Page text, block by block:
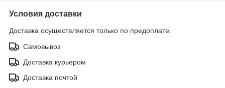
Условия доставки
Доставка осуществляется только по предоплате.
Самовывоз
Доставка курьером
Доставка почтой